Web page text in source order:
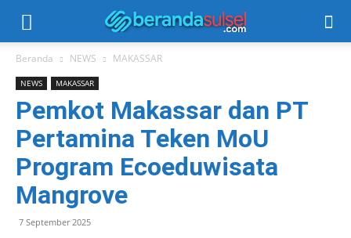
Beranda NEWS MAKASSAR
NEWS MAKASSAR
Pemkot Makassar dan PT
Pertamina Teken MoU
Program Ecoeduwisata
Mangrove
7 September 2025